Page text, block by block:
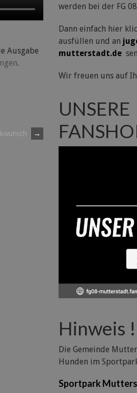
Ausgabe
.
→
werden bei der FG
Dann einfach hier
ausfüllen und an
mutterstadt.de
Wir freuen uns auf
UNSERE
Hinweis
Die Gemeinde
Hunden im
Sportpark